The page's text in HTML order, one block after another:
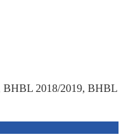
BHBL 2018/2019, BHBL